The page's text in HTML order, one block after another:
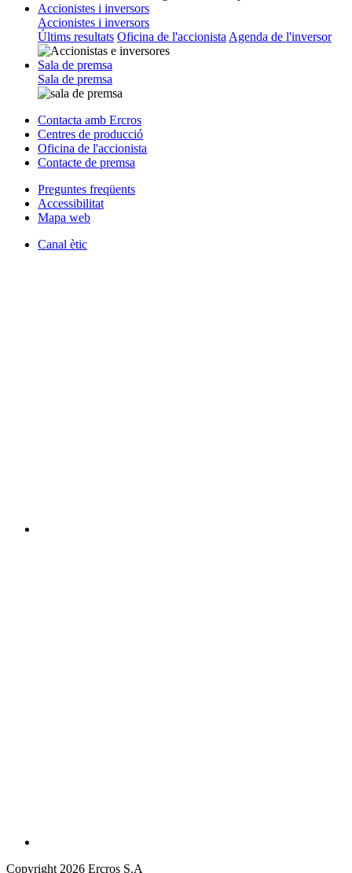
Accionistes i inversors
Accionistes i inversors
Últims resultats Oficina de l'accionista Agenda de l'inversor
Sala de premsa
Sala de premsa
Contacta amb Ercros
Centres de producció
Oficina de l'accionista
Contacte de premsa
Preguntes freqüents
Accessibilitat
Mapa web
Canal ètic
Copyright 2026 Ercros S.A